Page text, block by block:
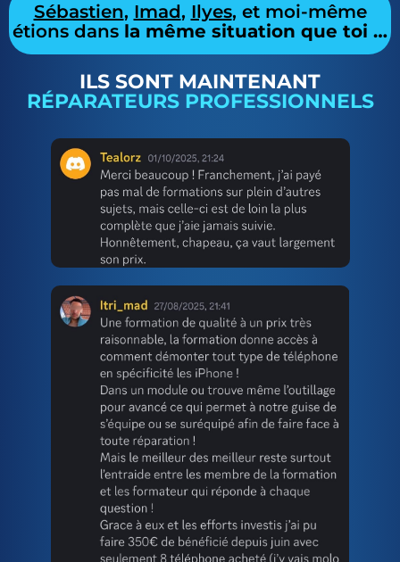
Sébastien, Imad, Ilyes, et moi-même
étions dans la même situation que toi …
ILS SONT MAINTENANT
RÉPARATEURS PROFESSIONNELS